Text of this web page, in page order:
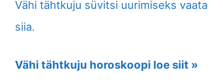
Vähi tähtkuju süvitsi uurimiseks vaata
siia.
Vähi tähtkuju horoskoopi loe siit »